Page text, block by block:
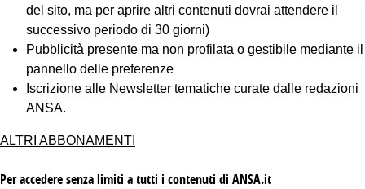
del sito, ma per aprire altri contenuti dovrai attendere il
successivo periodo di 30 giorni)
Pubblicità presente ma non profilata o gestibile mediante il
pannello delle preferenze
Iscrizione alle Newsletter tematiche curate dalle redazioni
ANSA.
ALTRI ABBONAMENTI
Per accedere senza limiti a tutti i contenuti di ANSA.it